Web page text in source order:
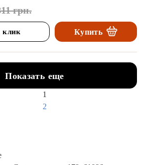
грн.
клик Купить
Показать еще
1
2